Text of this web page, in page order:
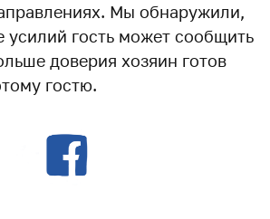
Мы обнаружили,
усилий гость может сообщить
доверия хозяин готов
гостю.